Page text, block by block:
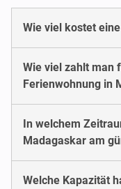
Wie viel kostet
Wie viel zahlt man
Ferienwohnung in
In welchem
Madagaskar am
Welche Kapazität